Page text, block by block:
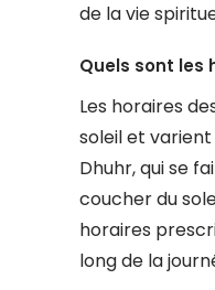
de la vie
Quels sont les
Les horaires
soleil et
Dhuhr, qui se
coucher du
horaires
long de la